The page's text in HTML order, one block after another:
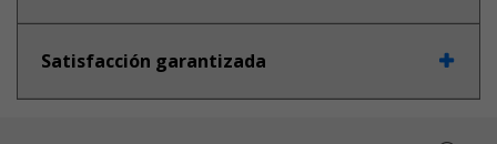
Satisfacción garantizada